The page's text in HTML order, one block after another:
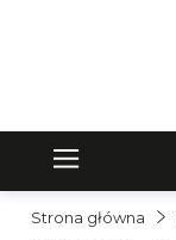
Strona główna